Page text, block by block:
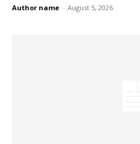
Author name - August 5, 2026